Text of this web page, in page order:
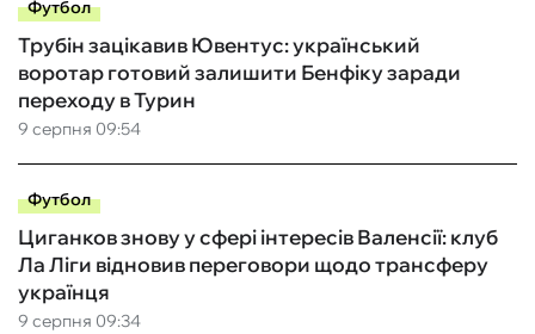
Футбол
9 серпня 09:54
Трубін зацікавив Ювентус: український
воротар готовий залишити Бенфіку заради
переходу в Турин
Футбол
9 серпня 09:34
Циганков знову у сфері інтересів Валенсії: клуб
Ла Ліги відновив переговори щодо трансферу
українця